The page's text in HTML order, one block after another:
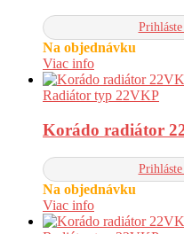
Na objednávku
Viac info
Radiátor typ 22VKP
Korádo radiátor
Na objednávku
Viac info